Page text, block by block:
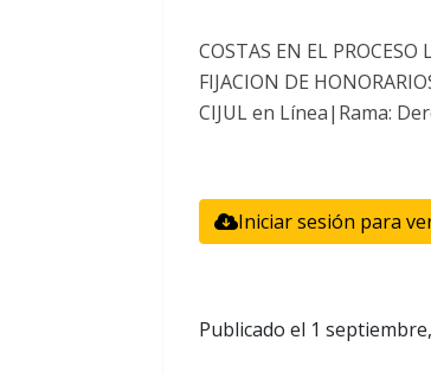
COSTAS EN EL
FIJACION DE
CIJUL en Línea|Rama:
Iniciar sesión para
Publicado el 1